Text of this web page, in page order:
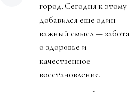
город. Сегодня к этому
добавился еще один
важный смысл — забота
о здоровье и
качественное
восстановление.